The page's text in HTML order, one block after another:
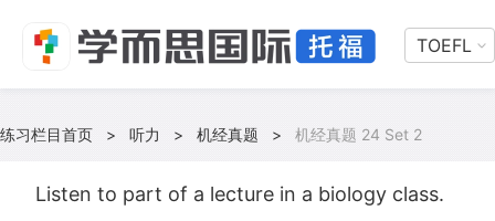
TOEFL
练习栏目首页 > 听力 > 机经真题 > 机经真题 24 Set 2
Listen to part of a lecture in a biology class.